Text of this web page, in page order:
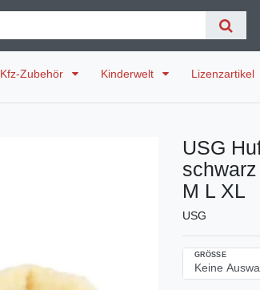
Kfz-Zubehör Kinderwelt Lizenzartikel
USG
M L XL
USG
GRÖSSE